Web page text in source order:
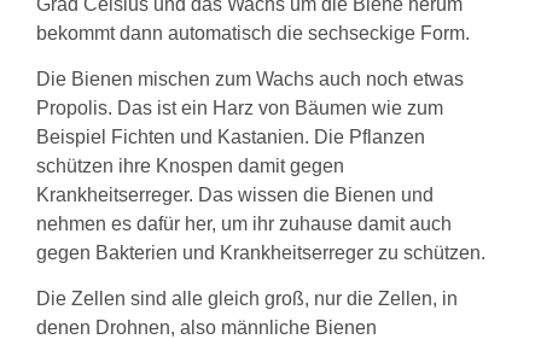
bekommt dann automatisch die sechseckige Form.
Die Bienen mischen zum Wachs auch noch etwas
Propolis. Das ist ein Harz von Bäumen wie zum
Beispiel Fichten und Kastanien. Die Pflanzen
schützen ihre Knospen damit gegen
Krankheitserreger. Das wissen die Bienen und
nehmen es dafür her, um ihr zuhause damit auch
gegen Bakterien und Krankheitserreger zu schützen.
Die Zellen sind alle gleich groß, nur die Zellen, in
denen Drohnen, also männliche Bienen